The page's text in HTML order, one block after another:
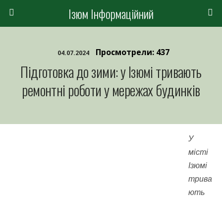
Ізюм Інформаційний
04.07.2024 Просмотрели: 437
Підготовка до зими: у Ізюмі тривають
ремонтні роботи у мережах будинків
У
місті
Ізюмі
трива
ють